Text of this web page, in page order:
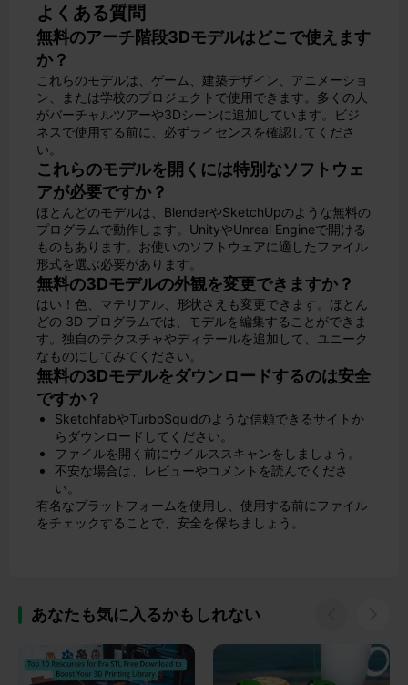
よくある質問
無料のアーチ階段3Dモデルはどこで使えます
か？
これらのモデルは、ゲーム、建築デザイン、アニメーショ
ン、または学校のプロジェクトで使用できます。多くの人
がバーチャルツアーや3Dシーンに追加しています。ビジ
ネスで使用する前に、必ずライセンスを確認してくださ
い。
これらのモデルを開くには特別なソフトウェ
アが必要ですか？
ほとんどのモデルは、BlenderやSketchUpのような無料の
プログラムで動作します。UnityやUnreal Engineで開ける
ものもあります。お使いのソフトウェアに適したファイル
形式を選ぶ必要があります。
無料の3Dモデルの外観を変更できますか？
はい！色、マテリアル、形状さえも変更できます。ほとん
どの 3D プログラムでは、モデルを編集することができま
す。独自のテクスチャやディテールを追加して、ユニーク
なものにしてみてください。
無料の3Dモデルをダウンロードするのは安全
ですか？
SketchfabやTurboSquidのような信頼できるサイトか
らダウンロードしてください。
ファイルを開く前にウイルススキャンをしましょう。
不安な場合は、レビューやコメントを読んでくださ
い。
有名なプラットフォームを使用し、使用する前にファイル
をチェックすることで、安全を保ちましょう。
あなたも気に入るかもしれない